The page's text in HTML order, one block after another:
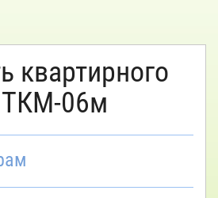
квартирного
ТКМ-06м